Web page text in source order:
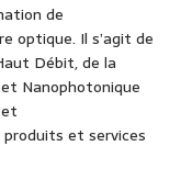
de
optique. Il s’agit de
Débit, de la
Nanophotonique
et services